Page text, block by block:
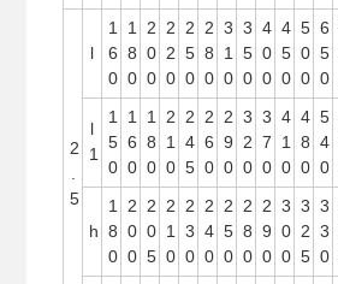
2
5
l
1
6
0
1
8
0
2
0
0
2
2
0
2
5
0
2
8
0
3
1
0
3
5
0
4
0
0
4
5
0
5
0
0
6
5
0
l
1
1
5
0
1
6
0
1
8
0
2
1
0
2
4
5
2
6
0
2
9
0
3
2
0
3
7
0
4
1
0
4
8
0
5
4
0
h
1
8
0
2
0
0
2
0
5
2
1
0
2
3
0
2
4
0
2
5
0
2
8
0
2
9
0
3
0
0
3
2
5
3
3
0